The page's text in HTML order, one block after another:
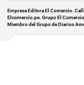
Empresa Editora El Comercio.
Elcomercio.pe. Grupo El
Miembro del Grupo de Diarios